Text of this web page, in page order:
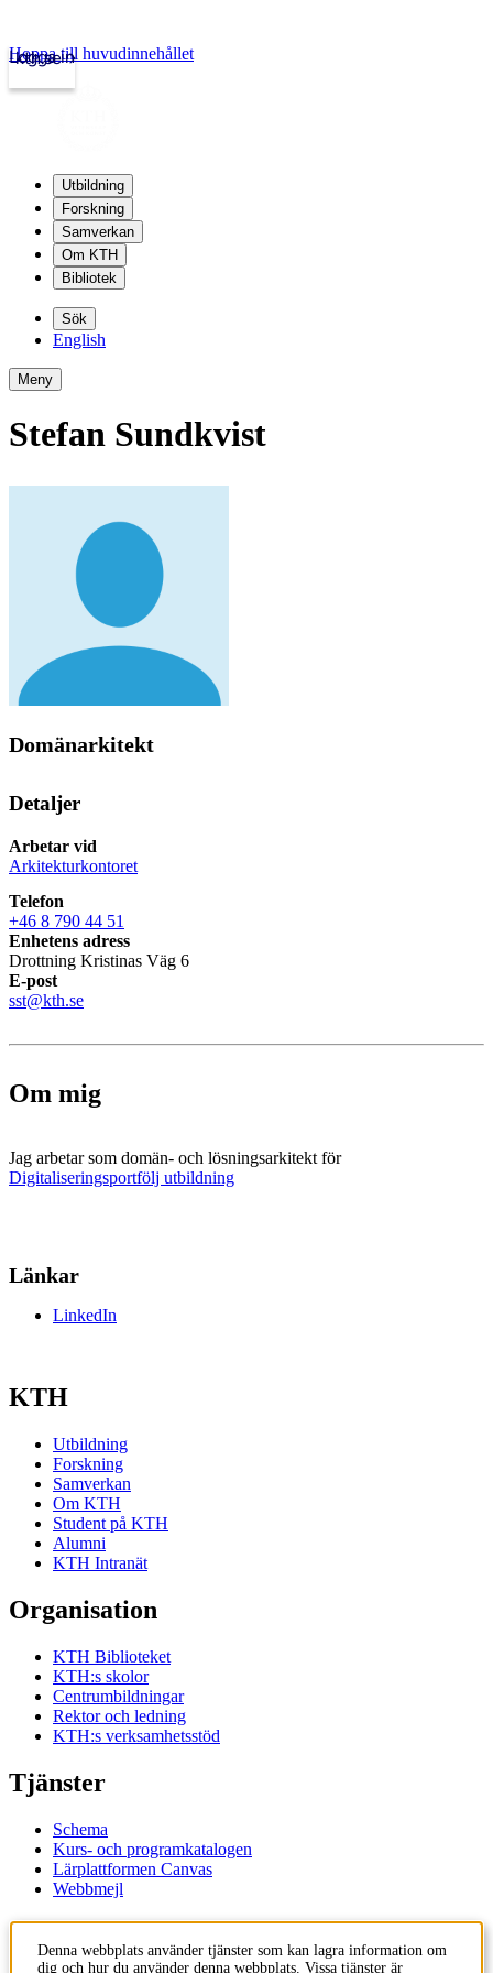
kth.se
Logga in
Hoppa till huvudinnehållet
Utbildning
Forskning
Samverkan
Om KTH
Bibliotek
Sök
English
Meny
Stefan Sundkvist
Domänarkitekt
Detaljer
Arbetar vid
Arkitekturkontoret
Telefon
+46 8 790 44 51
Enhetens adress
Drottning Kristinas Väg 6
E-post
sst@kth.se
Om mig
Jag arbetar som domän- och lösningsarkitekt för
Digitaliseringsportfölj utbildning
Länkar
LinkedIn
KTH
Utbildning
Forskning
Samverkan
Om KTH
Student på KTH
Alumni
KTH Intranät
Organisation
KTH Biblioteket
KTH:s skolor
Centrumbildningar
Rektor och ledning
KTH:s verksamhetsstöd
Tjänster
Schema
Kurs- och programkatalogen
Lärplattformen Canvas
Webbmejl
Kontakt
Denna webbplats använder tjänster som kan lagra information om
dig och hur du använder denna webbplats. Vissa tjänster är